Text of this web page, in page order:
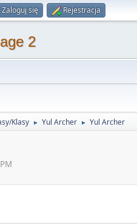
Zaloguj się Rejestracja
2
Klasy ► Yul Archer ► Yul Archer